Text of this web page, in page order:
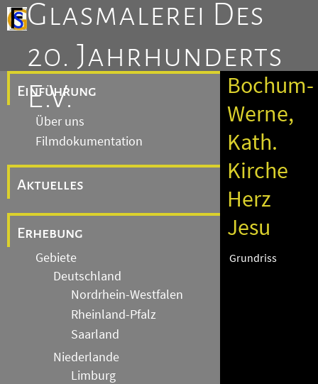
Glasmalerei Des
20. Jahrhunderts
E.V.
Einführung
Über uns
Filmdokumentation
Aktuelles
Erhebung
Gebiete
Deutschland
Nordrhein-Westfalen
Rheinland-Pfalz
Saarland
Niederlande
Limburg
Bochum-
Werne,
Kath.
Kirche
Herz
Jesu
Grundriss